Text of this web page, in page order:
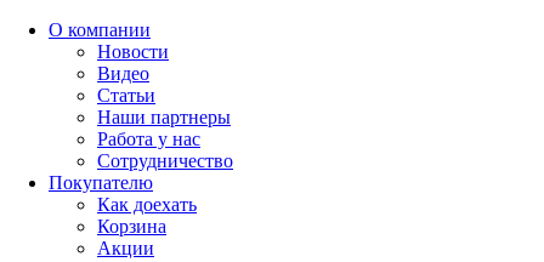
О компании
Новости
Видео
Статьи
Наши партнеры
Работа у нас
Сотрудничество
Покупателю
Как доехать
Корзина
Акции